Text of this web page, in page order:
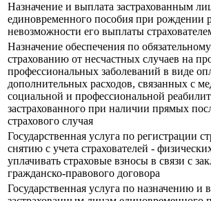
Назначение и выплата застрахованным
единовременного пособия при рождении
невозможности его выплаты
Назначение обеспечения по
страхованию от несчастных случаев на
профессиональных заболеваний в виде
дополнительных расходов, связанных с
социальной и профессиональной
застрахованного при наличии прямых
страхового случая
Государственная услуга по регистрации
снятию с учета страхователей -
уплачивать страховые взносы в связи с
гражданско-правового договора
Государственная услуга по назначению и